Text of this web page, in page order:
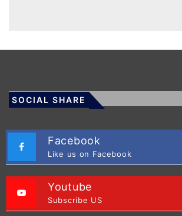
SOCIAL SHARE
Facebook
Like us on Facebook
Youtube
Subscribe US